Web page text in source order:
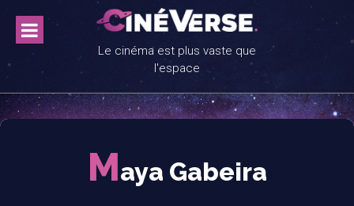
content
Le cinéma est plus vaste que
l'espace
Maya Gabeira